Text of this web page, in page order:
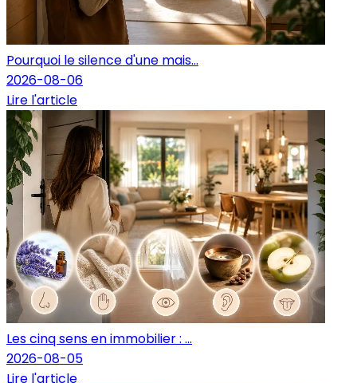
Pourquoi le silence d'une mais...
2026-08-06
Lire l'article
Les cinq sens en immobilier : ...
2026-08-05
Lire l'article